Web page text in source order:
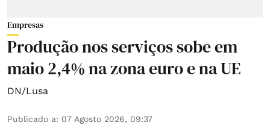
Empresas
Produção nos serviços sobe em
maio 2,4% na zona euro e na UE
DN/Lusa
Publicado a: 07 Agosto 2026, 09:37